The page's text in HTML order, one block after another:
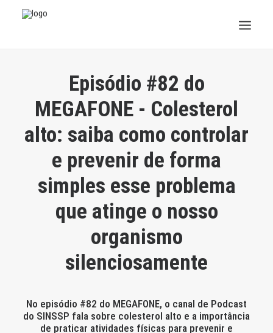
JURÍDICO
INSS
PREVIDÊNCIA
PESQUISAR
Episódio #82 do
MEGAFONE - Colesterol
alto: saiba como controlar
e prevenir de forma
simples esse problema
que atinge o nosso
organismo
silenciosamente
No episódio #82 do MEGAFONE, o canal de Podcast
do SINSSP fala sobre colesterol alto e a importância
de praticar atividades físicas para prevenir e